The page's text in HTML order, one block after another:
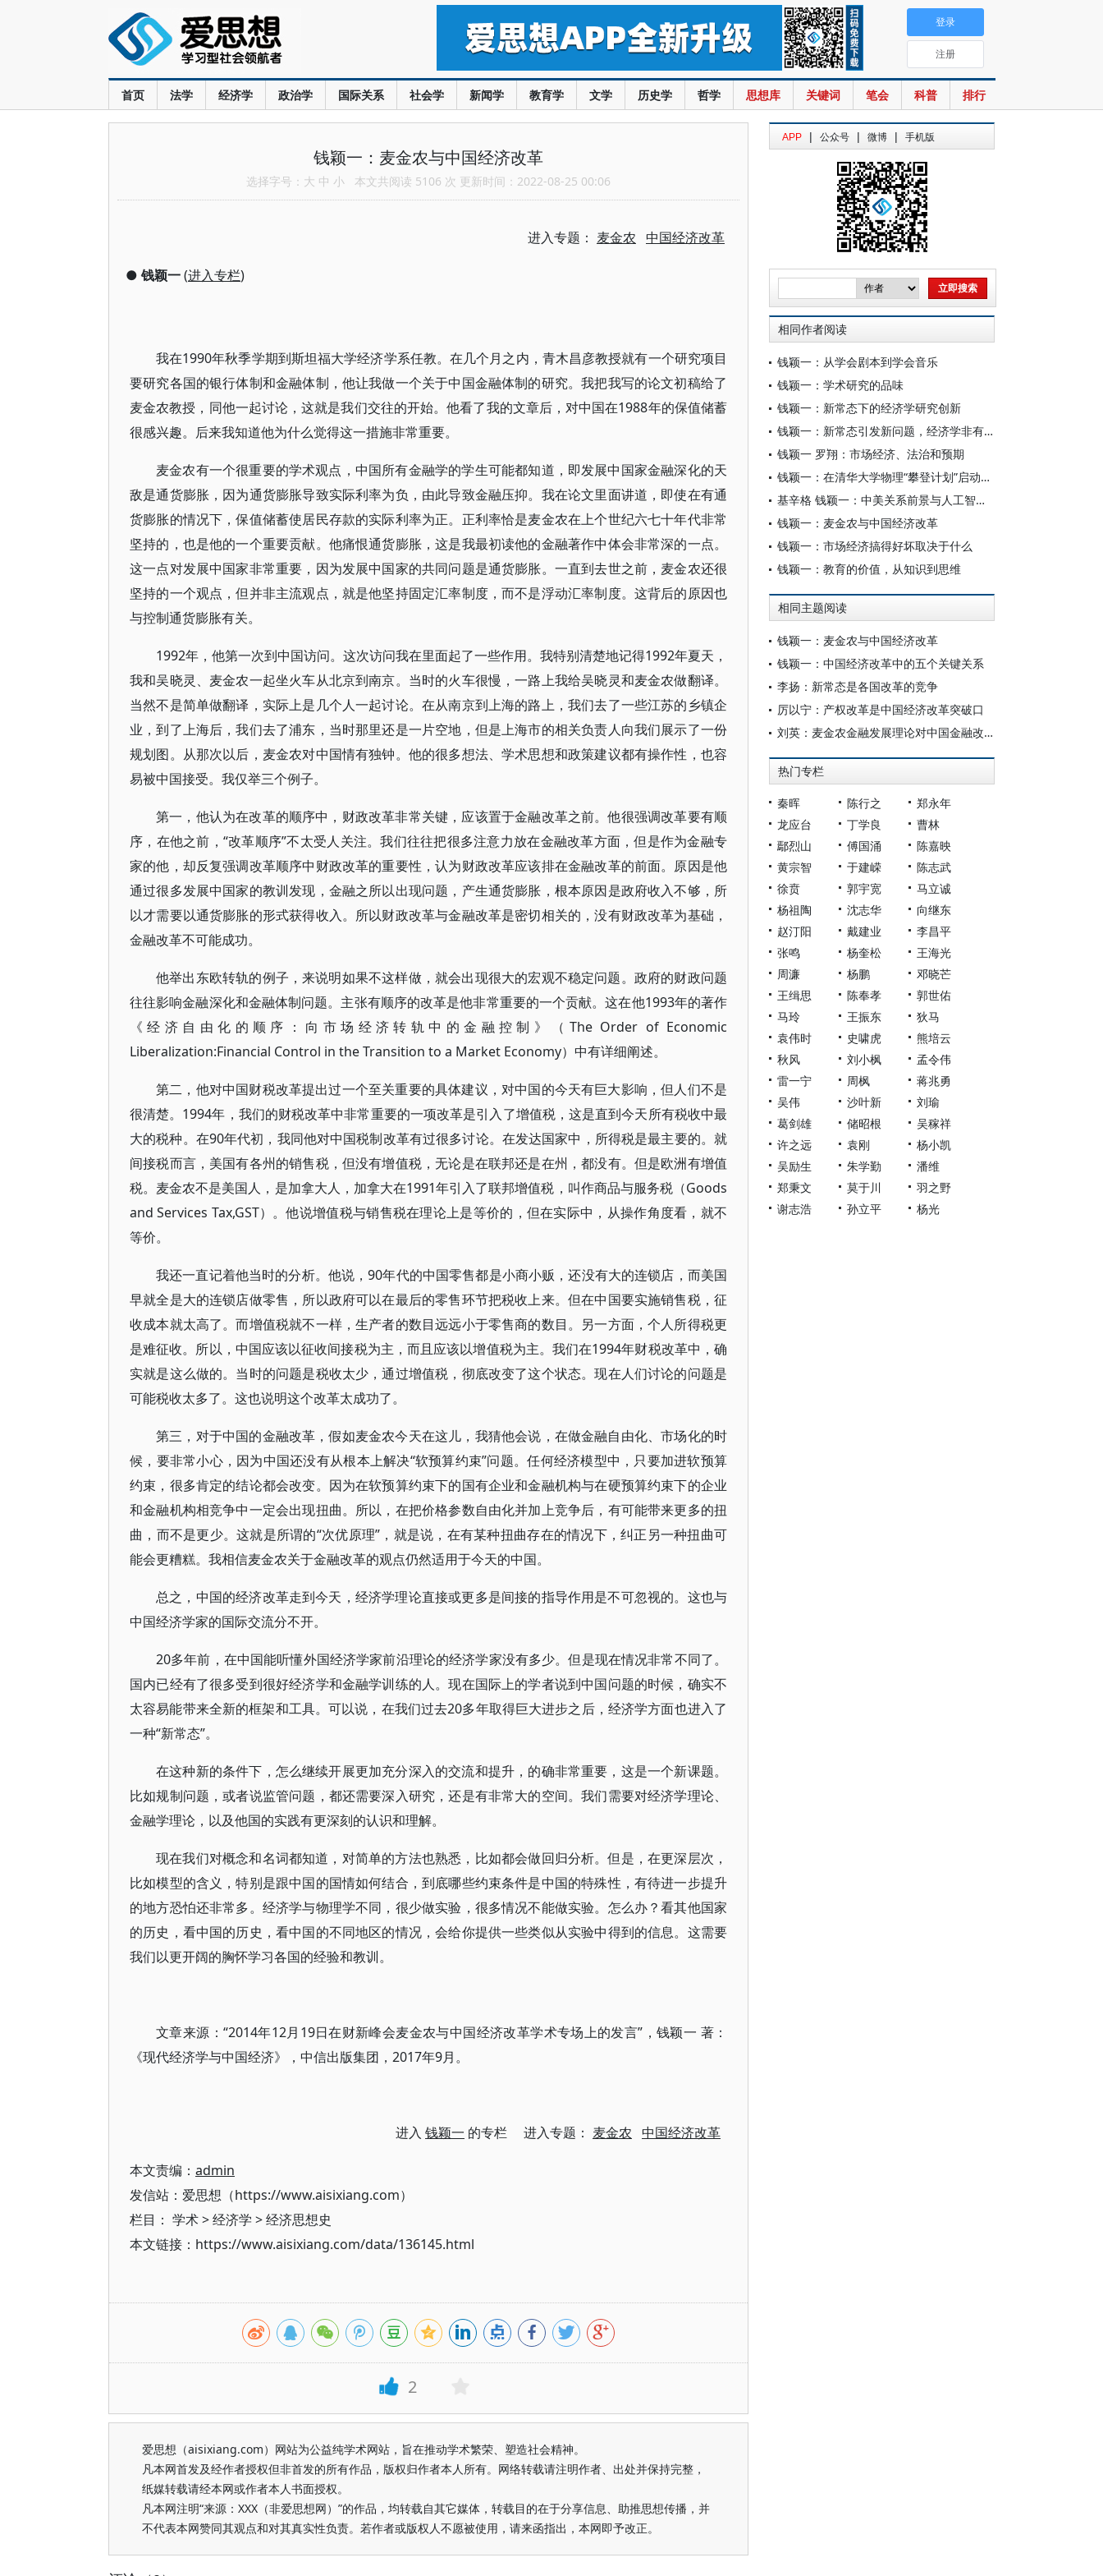
首页 法学 经济学 政治学 国际关系 社会学 新闻学 教育学 文学 历史学 哲学 思想库 关键词 笔会 科普 排行
登录
注册
钱颖一：麦金农与中国经济改革
选择字号： 大 中 小 本文共阅读 5106 次 更新时间：2022-08-25 00:06
进入专题： 麦金农 中国经济改革
● 钱颖一(进入专栏)
我在1990年秋季学期到斯坦福大学经济学系任教。在几个月之内，青木昌彦教授就有一个研究项目
要研究各国的银行体制和金融体制，他让我做一个关于中国金融体制的研究。我把我写的论文初稿给了
麦金农教授，同他一起讨论，这就是我们交往的开始。他看了我的文章后，对中国在1988年的保值储蓄
很感兴趣。后来我知道他为什么觉得这一措施非常重要。
麦金农有一个很重要的学术观点，中国所有金融学的学生可能都知道，即发展中国家金融深化的天
敌是通货膨胀，因为通货膨胀导致实际利率为负，由此导致金融压抑。我在论文里面讲道，即使在有通
货膨胀的情况下，保值储蓄使居民存款的实际利率为正。正利率恰是麦金农在上个世纪六七十年代非常
坚持的，也是他的一个重要贡献。他痛恨通货膨胀，这是我最初读他的金融著作中体会非常深的一点。
这一点对发展中国家非常重要，因为发展中国家的共同问题是通货膨胀。一直到去世之前，麦金农还很
坚持的一个观点，但并非主流观点，就是他坚持固定汇率制度，而不是浮动汇率制度。这背后的原因也
与控制通货膨胀有关。
1992年，他第一次到中国访问。这次访问我在里面起了一些作用。我特别清楚地记得1992年夏天，
我和吴晓灵、麦金农一起坐火车从北京到南京。当时的火车很慢，一路上我给吴晓灵和麦金农做翻译。
当然不是简单做翻译，实际上是几个人一起讨论。在从南京到上海的路上，我们去了一些江苏的乡镇企
业，到了上海后，我们去了浦东，当时那里还是一片空地，但是上海市的相关负责人向我们展示了一份
规划图。从那次以后，麦金农对中国情有独钟。他的很多想法、学术思想和政策建议都有操作性，也容
易被中国接受。我仅举三个例子。
第一，他认为在改革的顺序中，财政改革非常关键，应该置于金融改革之前。他很强调改革要有顺
序，在他之前，“改革顺序”不太受人关注。我们往往把很多注意力放在金融改革方面，但是作为金融专
家的他，却反复强调改革顺序中财政改革的重要性，认为财政改革应该排在金融改革的前面。原因是他
通过很多发展中国家的教训发现，金融之所以出现问题，产生通货膨胀，根本原因是政府收入不够，所
以才需要以通货膨胀的形式获得收入。所以财政改革与金融改革是密切相关的，没有财政改革为基础，
金融改革不可能成功。
他举出东欧转轨的例子，来说明如果不这样做，就会出现很大的宏观不稳定问题。政府的财政问题
往往影响金融深化和金融体制问题。主张有顺序的改革是他非常重要的一个贡献。这在他1993年的著作
《经济自由化的顺序：向市场经济转轨中的金融控制》（The Order of Economic
Liberalization:Financial Control in the Transition to a Market Economy）中有详细阐述。
第二，他对中国财税改革提出过一个至关重要的具体建议，对中国的今天有巨大影响，但人们不是
很清楚。1994年，我们的财税改革中非常重要的一项改革是引入了增值税，这是直到今天所有税收中最
大的税种。在90年代初，我同他对中国税制改革有过很多讨论。在发达国家中，所得税是最主要的。就
间接税而言，美国有各州的销售税，但没有增值税，无论是在联邦还是在州，都没有。但是欧洲有增值
税。麦金农不是美国人，是加拿大人，加拿大在1991年引入了联邦增值税，叫作商品与服务税（Goods
and Services Tax,GST）。他说增值税与销售税在理论上是等价的，但在实际中，从操作角度看，就不
等价。
我还一直记着他当时的分析。他说，90年代的中国零售都是小商小贩，还没有大的连锁店，而美国
早就全是大的连锁店做零售，所以政府可以在最后的零售环节把税收上来。但在中国要实施销售税，征
收成本就太高了。而增值税就不一样，生产者的数目远远小于零售商的数目。另一方面，个人所得税更
是难征收。所以，中国应该以征收间接税为主，而且应该以增值税为主。我们在1994年财税改革中，确
实就是这么做的。当时的问题是税收太少，通过增值税，彻底改变了这个状态。现在人们讨论的问题是
可能税收太多了。这也说明这个改革太成功了。
第三，对于中国的金融改革，假如麦金农今天在这儿，我猜他会说，在做金融自由化、市场化的时
候，要非常小心，因为中国还没有从根本上解决“软预算约束”问题。任何经济模型中，只要加进软预算
约束，很多肯定的结论都会改变。因为在软预算约束下的国有企业和金融机构与在硬预算约束下的企业
和金融机构相竞争中一定会出现扭曲。所以，在把价格参数自由化并加上竞争后，有可能带来更多的扭
曲，而不是更少。这就是所谓的“次优原理”，就是说，在有某种扭曲存在的情况下，纠正另一种扭曲可
能会更糟糕。我相信麦金农关于金融改革的观点仍然适用于今天的中国。
总之，中国的经济改革走到今天，经济学理论直接或更多是间接的指导作用是不可忽视的。这也与
中国经济学家的国际交流分不开。
20多年前，在中国能听懂外国经济学家前沿理论的经济学家没有多少。但是现在情况非常不同了。
国内已经有了很多受到很好经济学和金融学训练的人。现在国际上的学者说到中国问题的时候，确实不
太容易能带来全新的框架和工具。可以说，在我们过去20多年取得巨大进步之后，经济学方面也进入了
一种“新常态”。
在这种新的条件下，怎么继续开展更加充分深入的交流和提升，的确非常重要，这是一个新课题。
比如规制问题，或者说监管问题，都还需要深入研究，还是有非常大的空间。我们需要对经济学理论、
金融学理论，以及他国的实践有更深刻的认识和理解。
现在我们对概念和名词都知道，对简单的方法也熟悉，比如都会做回归分析。但是，在更深层次，
比如模型的含义，特别是跟中国的国情如何结合，到底哪些约束条件是中国的特殊性，有待进一步提升
的地方恐怕还非常多。经济学与物理学不同，很少做实验，很多情况不能做实验。怎么办？看其他国家
的历史，看中国的历史，看中国的不同地区的情况，会给你提供一些类似从实验中得到的信息。这需要
我们以更开阔的胸怀学习各国的经验和教训。
文章来源：“2014年12月19日在财新峰会麦金农与中国经济改革学术专场上的发言”，钱颖一 著：
《现代经济学与中国经济》，中信出版集团，2017年9月。
进入 钱颖一 的专栏 进入专题： 麦金农 中国经济改革
本文责编： admin
发信站：爱思想（https://www.aisixiang.com）
栏目： 学术>经济学 >经济思想史
本文链接：https://www.aisixiang.com/data/136145.html
2
爱思想（aisixiang.com）网站为公益纯学术网站，旨在推动学术繁荣、塑造社会精神。
凡本网首发及经作者授权但非首发的所有作品，版权归作者本人所有。网络转载请注明作者、出处并保持完整，
纸媒转载请经本网或作者本人书面授权。
凡本网注明“来源：XXX（非爱思想网）”的作品，均转载自其它媒体，转载目的在于分享信息、助推思想传播，并
不代表本网赞同其观点和对其真实性负责。若作者或版权人不愿被使用，请来函指出，本网即予改正。
APP | 公众号 | 微博 | 手机版
相同作者阅读
钱颖一：从学会剧本到学会音乐
钱颖一：学术研究的品味
钱颖一：新常态下的经济学研究创新
钱颖一：新常态引发新问题，经济学非有创新不可
钱颖一 罗翔：市场经济、法治和预期
钱颖一：在清华大学物理“攀登计划”启动仪式上的致辞
基辛格 钱颖一：中美关系前景与人工智能时代下的国际治理体系变革
钱颖一：麦金农与中国经济改革
钱颖一：市场经济搞得好坏取决于什么
钱颖一：教育的价值，从知识到思维
相同主题阅读
钱颖一：麦金农与中国经济改革
钱颖一：中国经济改革中的五个关键关系
李扬：新常态是各国改革的竞争
厉以宁：产权改革是中国经济改革突破口
刘英：麦金农金融发展理论对中国金融改革的启示
热门专栏
秦晖 陈行之
郑永年
龙应台
丁学良
曹林
鄢烈山
傅国涌
陈嘉映
黄宗智
于建嵘
陈志武
徐贲
郭宇宽
马立诚
杨祖陶
沈志华
向继东
赵汀阳
戴建业
李昌平
张鸣
杨奎松
王海光
周濂
杨鹏
邓晓芒
王缉思
陈奉孝
郭世佑
马玲
王振东
狄马
袁伟时
史啸虎
熊培云
秋风
刘小枫
孟令伟
雷一宁
周枫
蒋兆勇
吴伟
沙叶新
刘瑜
葛剑雄
储昭根
吴稼祥
许之远
袁刚
杨小凯
吴励生
朱学勤
潘维
郑秉文
莫于川
羽之野
谢志浩
孙立平 杨光